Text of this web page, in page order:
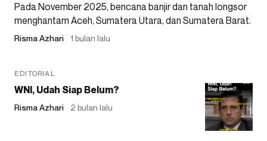
Pada November 2025, bencana banjir dan tanah longsor
menghantam Aceh, Sumatera Utara, dan Sumatera Barat.
Risma Azhari 1 bulan lalu
EDITORIAL
WNI, Udah Siap Belum?
Risma Azhari 2 bulan lalu